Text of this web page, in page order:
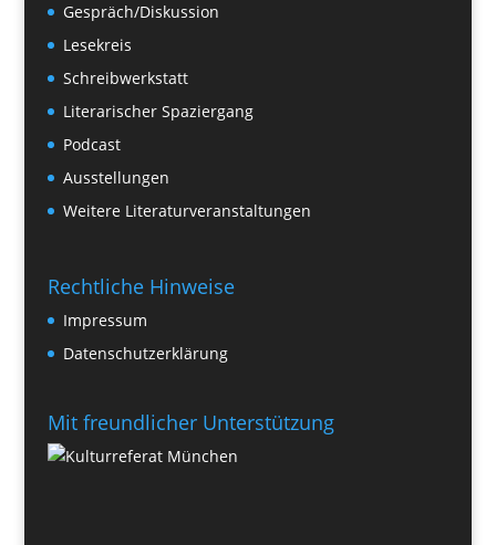
Gespräch/Diskussion
Lesekreis
Schreibwerkstatt
Literarischer Spaziergang
Podcast
Ausstellungen
Weitere Literaturveranstaltungen
Rechtliche Hinweise
Impressum
Datenschutzerklärung
Mit freundlicher Unterstützung